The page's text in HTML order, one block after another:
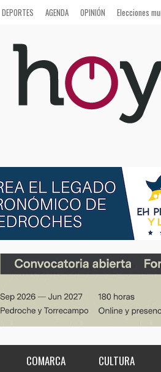
DEPORTES AGENDA OPINIÓN Elecciones
COMARCA CULTURA